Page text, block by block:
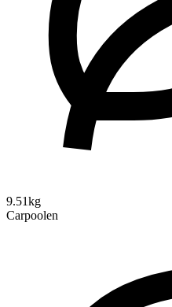
9.51kg
Carpoolen